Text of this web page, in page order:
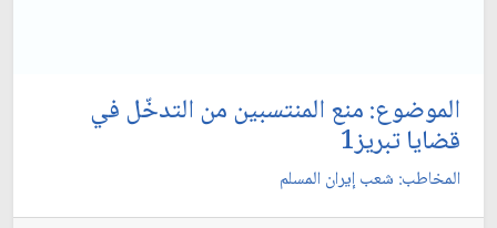
الموضوع: منع المنتسبين من التدخّل في
قضايا تبريز1
المخاطب: شعب إيران المسلم‏